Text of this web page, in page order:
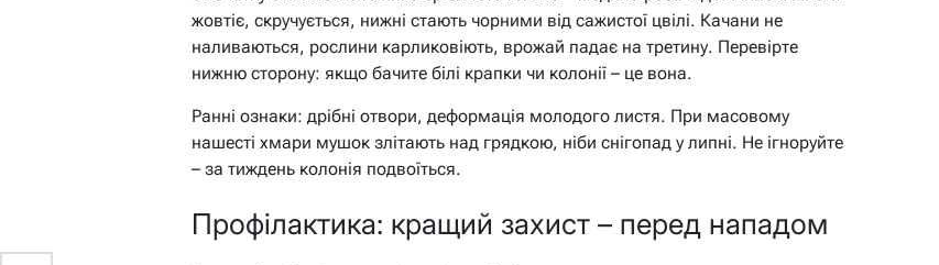
жовтіє, скручується, нижні стають чорними від сажистої цвілі. Качани не
наливаються, рослини карликовіють, врожай падає на третину. Перевірте
нижню сторону: якщо бачите білі крапки чи колонії – це вона.
Ранні ознаки: дрібні отвори, деформація молодого листя. При масовому
нашесті хмари мушок злітають над грядкою, ніби снігопад у липні. Не ігноруйте
– за тиждень колонія подвоїться.
Профілактика: кращий захист – перед нападом